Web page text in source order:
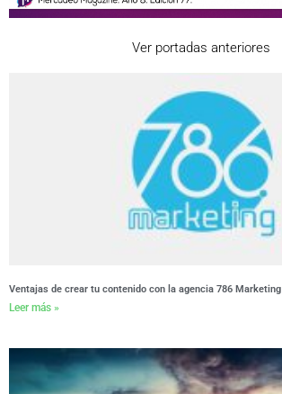
Ver portadas anteriores
Ventajas de crear tu contenido con la agencia 786 Marketing
Leer más »